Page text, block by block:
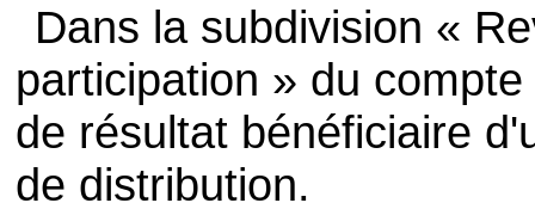
Dans la subdivision «
participation » du
de résultat bénéficiaire
de distribution.